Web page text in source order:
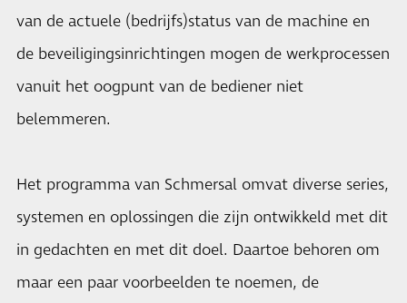
van de actuele (bedrijfs)status van de machine en
de beveiligingsinrichtingen mogen de werkprocessen
vanuit het oogpunt van de bediener niet
belemmeren.
Het programma van Schmersal omvat diverse series,
systemen en oplossingen die zijn ontwikkeld met dit
in gedachten en met dit doel. Daartoe behoren om
maar een paar voorbeelden te noemen, de